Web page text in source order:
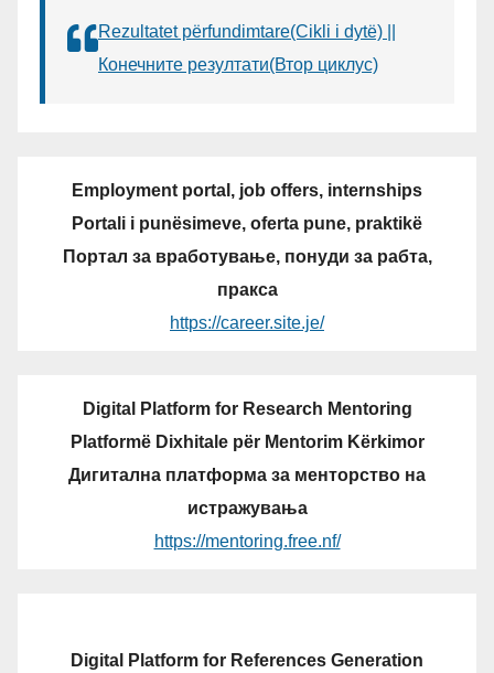
Rezultatet përfundimtare(Cikli i dytë) ||
Конечните резултати(Втор циклус)
Employment portal, job offers, internships
Portali i punësimeve, oferta pune, praktikë
Портал за вработување, понуди за рабта,
пракса
https://career.site.je/
Digital Platform for Research Mentoring
Platformë Dixhitale për Mentorim Kërkimor
Дигитална платформа за менторство на
истражувања
https://mentoring.free.nf/
Digital Platform for References Generation